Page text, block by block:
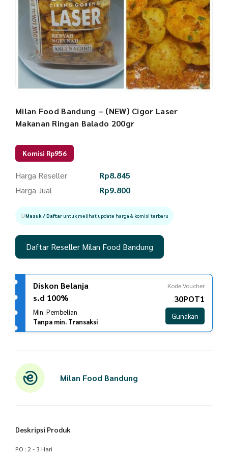
Milan Food Bandung – (NEW) Cigor Laser
Makanan Ringan Balado 200gr
Komisi Rp956
Harga Reseller Rp8.845
Harga Jual
Rp9.800
Masuk / Daftaruntuk melihat update harga & komisi terbaru
Daftar Reseller Milan Food Bandung
Diskon Belanja
s.d 100%
Min. Pembelian
Tanpa min. Transaksi
Kode Voucher
30POT1
Gunakan
Milan Food Bandung
Deskripsi Produk
PO : 2 - 3 Hari